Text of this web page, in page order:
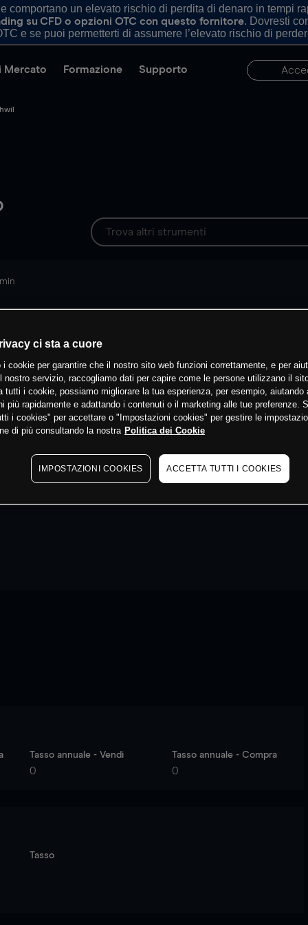
comportano un elevato rischio di perdita di denaro in tempi
su CFD o opzioni OTC con questo fornitore. Dovresti
e se puoi permetterti di assumere l’elevato rischio di
Mercato Formazione Supporto
Tasso annuale - Vendi
0
Tasso annuale - Compra
0
Tasso
ci sta a cuore
i cookie per garantire che il nostro sito web funzioni correttamente, e per
nostro servizio, raccogliamo dati per capire come le persone utilizzano il
tutti i cookie, possiamo migliorare la tua esperienza, per esempio, aiutando
più rapidamente e adattando i contenuti o il marketing alle tue preferenze.
i cookies" per accettare o "Impostazioni cookies" per gestire le
di più consultando la nostra Politica dei Cookie
IMPOSTAZIONI COOKIES ACCETTA TUTTI I COOKIES